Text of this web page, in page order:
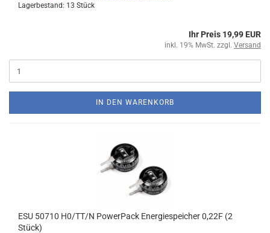
Lagerbestand: 13 Stück
Ihr Preis 19,99 EUR
inkl. 19% MwSt. zzgl. Versand
IN DEN WARENKORB
ESU 50710 H0/TT/N PowerPack Energiespeicher 0,22F (2
Stück)